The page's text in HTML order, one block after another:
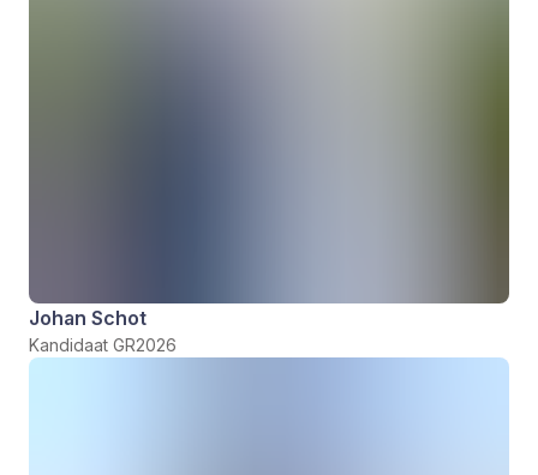
Johan Schot
Kandidaat GR2026